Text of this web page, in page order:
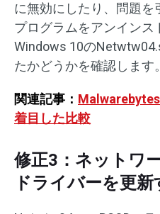
に無効にしたり、問題
プログラムをアンインス
Windows 10の
たかどうかを確認します。
関連記事：
着目した比較
修正3：ネットワ
ドライバーを更新